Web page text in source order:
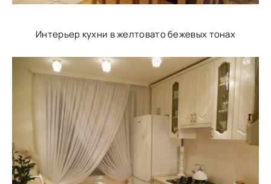
Интерьер кухни в желтовато бежевых тонах